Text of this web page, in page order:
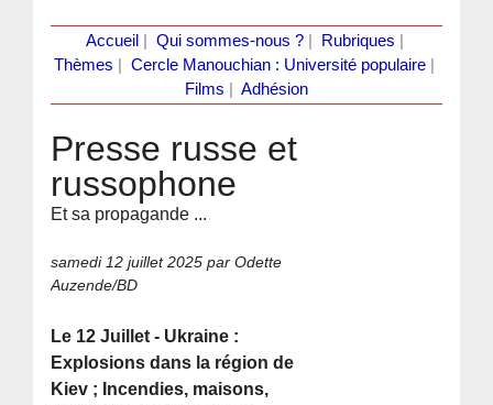
Accueil Qui sommes-nous ?| Rubriques
Thèmes
Cercle Manouchian : Université populaire
Films
Adhésion
Presse russe et
russophone
Et sa propagande ...
samedi 12 juillet 2025 par Odette
Auzende/BD
Le 12 Juillet - Ukraine :
Explosions dans la région de
Kiev ; Incendies, maisons,